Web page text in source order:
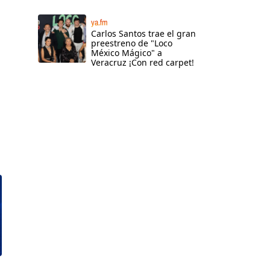
ya.fm
Carlos Santos trae el gran
preestreno de "Loco
México Mágico" a
Veracruz ¡Con red carpet!